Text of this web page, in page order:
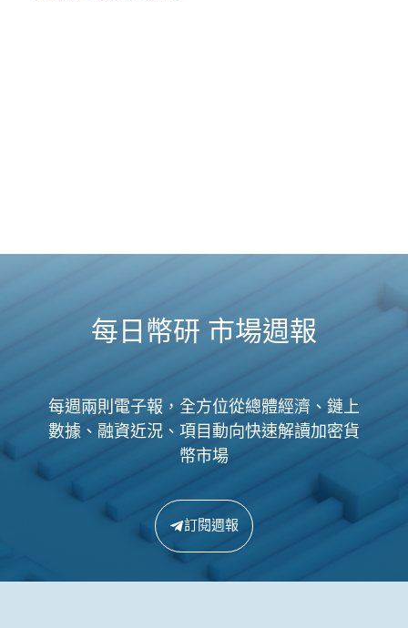
每日幣研 市場週報
每週兩則電子報，全方位從總體經濟、鏈上
數據、融資近況、項目動向快速解讀加密貨
幣市場
訂閱週報